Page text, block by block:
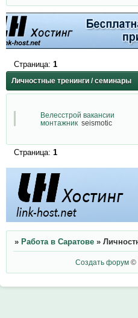
Личностные тренинги / семинары
Страница: 1
Велесстрой вакансии
монтажник seismotic
Страница: 1
» Работа в Саратове »
Создать форум ©